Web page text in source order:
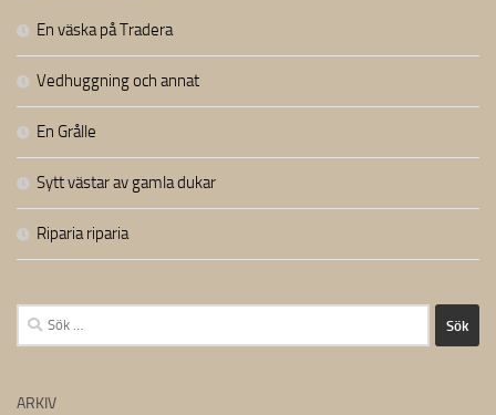
En väska på Tradera
Vedhuggning och annat
En Grålle
Sytt västar av gamla dukar
Riparia riparia
Sök
efter:
ARKIV